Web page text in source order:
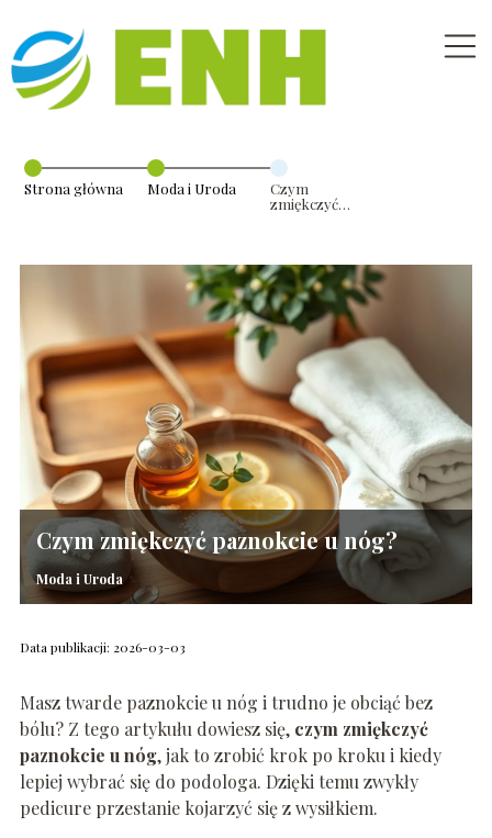
Strona główna Moda i Uroda
Czym
zmiękczyć
Czym zmiękczyć paznokcie u nóg?
Moda i Uroda
Data publikacji: 2026-03-03
Masz twarde paznokcie u nóg i trudno je obciąć bez
bólu? Z tego artykułu dowiesz się, czym zmiękczyć
paznokcie u nóg, jak to zrobić krok po kroku i kiedy
lepiej wybrać się do podologa. Dzięki temu zwykły
pedicure przestanie kojarzyć się z wysiłkiem.